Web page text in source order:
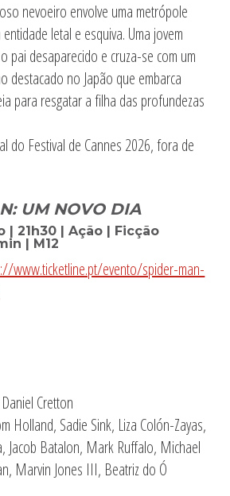
nevoeiro envolve uma metrópole
letal e esquiva. Uma jovem
pai desaparecido e cruza-se com um
destacado no Japão que embarca
para resgatar a filha das profundezas
do Festival de Cannes 2026, fora de
UM NOVO DIA
| 21h30 | Ação | Ficção
| M12
www.ticketline.pt/evento/spider-man-
Cretton
Holland, Sadie Sink, Liza Colón-Zayas,
Jacob Batalon, Mark Ruffalo, Michael
Marvin Jones III, Beatriz do Ó